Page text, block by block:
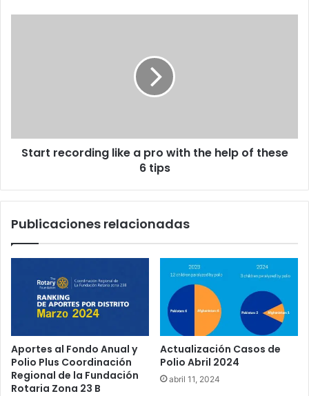
Start recording like a pro with the help of these
6 tips
Publicaciones relacionadas
Aportes al Fondo Anual y
Polio Plus Coordinación
Regional de la Fundación
Rotaria Zona 23 B
Actualización Casos de
Polio Abril 2024
abril 11, 2024